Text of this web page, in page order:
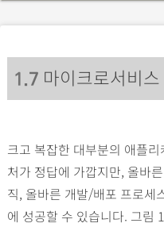
o
u
s
1 .7마이크로서비스
크고 복잡한 대부분의 애플
처가 정답에 가깝지만, 올바
직, 올바른 개발/배포 프로세
에 성공할 수 있습니다. 그림